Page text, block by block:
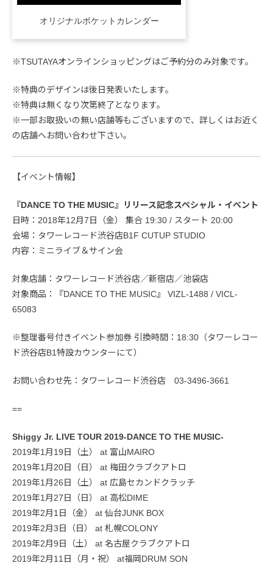
オリジナルポケットカレンダー
※TSUTAYAオンラインショッピングはご予約分のみ対象です。
※特典のデザインは後日発表いたします。
※特典は無くなり次第終了となります。
※一部お取扱いの無い店舗等もございますので、詳しくはお近く
の店舗へお問い合わせ下さい。
【イベント情報】
『DANCE TO THE MUSIC』リリース記念スペシャル・イベント
日時：2018年12月7日（金） 集合 19:30 / スタート 20:00
会場：タワーレコード渋谷店B1F CUTUP STUDIO
内容：ミニライブ＆サイン会
対象店舗：タワーレコード渋谷店／新宿店／池袋店
対象商品：『DANCE TO THE MUSIC』 VIZL-1488 / VICL-
65083
※整理番号付きイベント参加券 引換時間：18:30（タワーレコー
ド渋谷店B1特設カウンターにて）
お問い合わせ先：タワーレコード渋谷店 03-3496-3661
==
Shiggy Jr. LIVE TOUR 2019-DANCE TO THE MUSIC-
2019年1月19日（土） at 富山MAIRO
2019年1月20日（日） at 梅田クラブクアトロ
2019年1月26日（土） at 広島セカンドクラッチ
2019年1月27日（日） at 高松DIME
2019年2月1日（金） at 仙台JUNK BOX
2019年2月3日（日） at 札幌COLONY
2019年2月9日（土） at 名古屋クラブクアトロ
2019年2月11日（月・祝） at福岡DRUM SON